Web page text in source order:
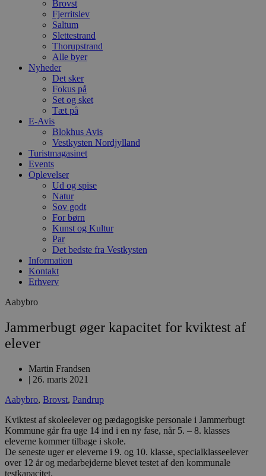
Brovst
Fjerritslev
Saltum
Slettestrand
Thorupstrand
Alle byer
Nyheder
Det sker
Fokus på
Set og sket
Tæt på
E-Avis
Blokhus Avis
Vestkysten Nordjylland
Turistmagasinet
Events
Oplevelser
Ud og spise
Natur
Sov godt
For børn
Kunst og Kultur
Par
Det bedste fra Vestkysten
Information
Kontakt
Erhverv
Aabybro
Jammerbugt øger kapacitet for kviktest af
elever
Martin Frandsen
| 26. marts 2021
Aabybro, Brovst, Pandrup
Kviktest af skoleelever og pædagogiske personale i Jammerbugt
Kommune går fra uge 14 ind i en ny fase, når 5. – 8. klasses
eleverne kommer tilbage i skole.
De seneste uger er eleverne i 9. og 10. klasse, specialklasseelever
over 12 år og medarbejderne blevet testet af den kommunale
testkapacitet.